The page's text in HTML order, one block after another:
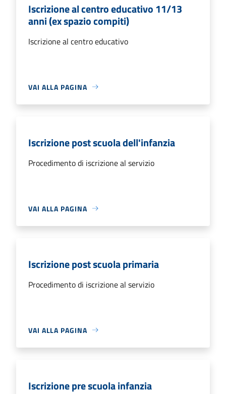
Iscrizione al centro educativo 11/13
anni (ex spazio compiti)
Iscrizione al centro educativo
VAI ALLA PAGINA
Iscrizione post scuola dell'infanzia
Procedimento di iscrizione al servizio
VAI ALLA PAGINA
Iscrizione post scuola primaria
Procedimento di iscrizione al servizio
VAI ALLA PAGINA
Iscrizione pre scuola infanzia